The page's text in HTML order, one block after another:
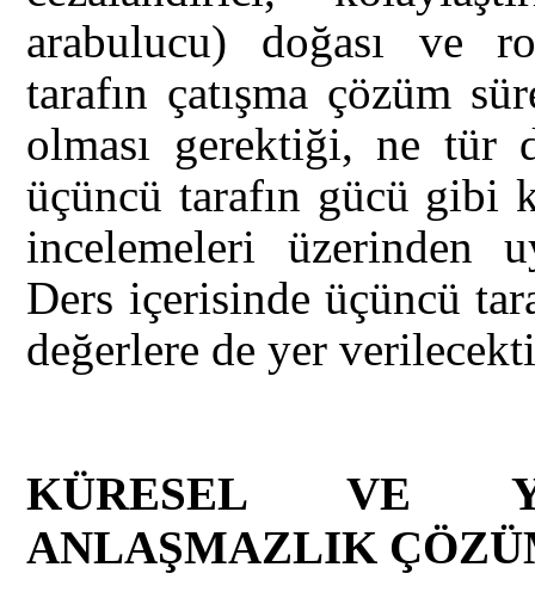
arabulucu) doğası ve
tarafın çatışma çözüm
olması gerektiği, ne tür
üçüncü tarafın gücü gibi
incelemeleri üzerinden
Ders içerisinde üçüncü
değerlere de yer
KÜRESEL VE
ANLAŞMAZLIK